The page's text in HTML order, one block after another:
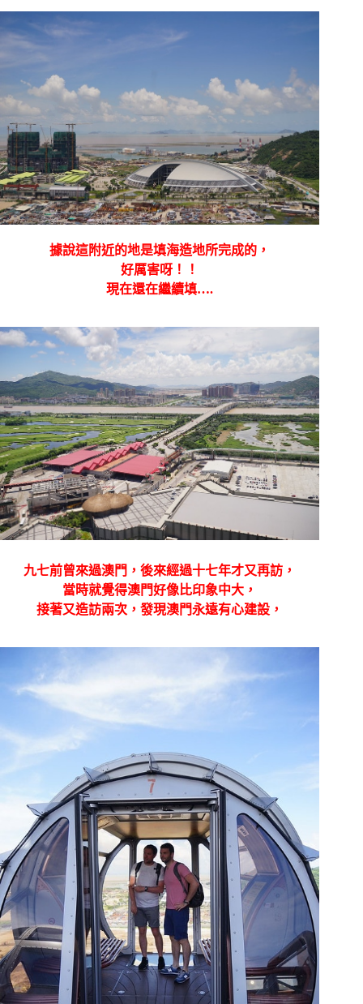
據說這附近的地是填海造地所完成的，
好厲害呀！！
現在還在繼續填….
九七前曾來過澳門，後來經過十七年才又再訪，
當時就覺得澳門好像比印象中大，
接著又造訪兩次，發現澳門永遠有心建設，